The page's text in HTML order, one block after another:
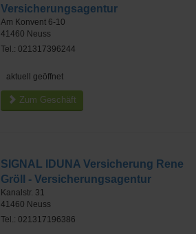
Versicherungsagentur
Am Konvent 6-10
41460 Neuss
Tel.: 021317396244
aktuell geöffnet
Zum Geschäft
SIGNAL IDUNA Versicherung Rene
Gröll - Versicherungsagentur
Kanalstr. 31
41460 Neuss
Tel.: 021317196386